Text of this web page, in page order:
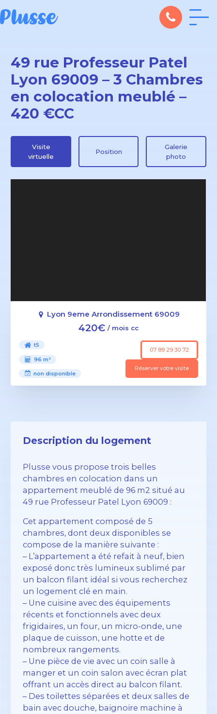
49 rue Professeur Patel
Lyon 69009 – 3 Chambres
en colocation meublé –
420 €CC
Visite
virtuelle
Position
Galerie
photo
Lyon 9eme Arrondissement 69009
420€ / mois cc
t5
96 m²
non disponible
07 89 29 30 72
Réserver votre visite
Description du logement
Plusse vous propose trois belles
chambres en colocation dans un
appartement meublé de 96 m2 situé au
49 rue Professeur Patel Lyon 69009 :
Cet appartement composé de 5
chambres, dont deux disponibles se
compose de la manière suivante :
– L’appartement a été refait à neuf, bien
exposé donc très lumineux sublimé par
un balcon filant idéal si vous recherchez
un logement clé en main.
– Une cuisine avec des équipements
récents et fonctionnels avec deux
frigidaires, un four, un micro-onde, une
plaque de cuisson, une hotte et de
nombreux rangements.
– Une pièce de vie avec un coin salle à
manger et un coin salon avec écran plat
offrant un accès direct au balcon filant.
– Des toilettes séparées et deux salles de
bain avec douche, baignoire machine à